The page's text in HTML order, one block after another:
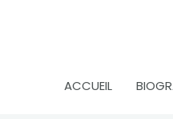
ACCUEIL